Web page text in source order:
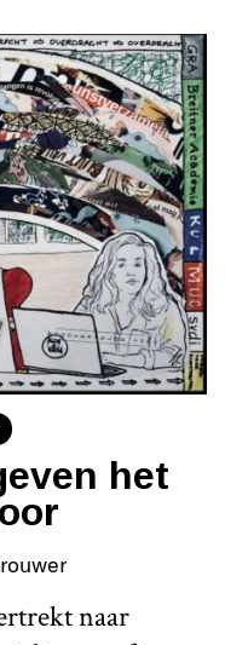
het
naar